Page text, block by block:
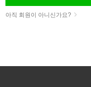
아직 회원이 아니신가요?